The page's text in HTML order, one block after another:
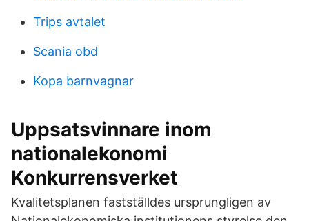
Trips avtalet
Scania obd
Kopa barnvagnar
Uppsatsvinnare inom
nationalekonomi
Konkurrensverket
Kvalitetsplanen fastställdes ursprungligen av